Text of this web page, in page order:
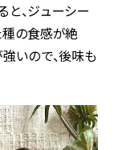
、ジューシー
の食感が絶
いので、後味も